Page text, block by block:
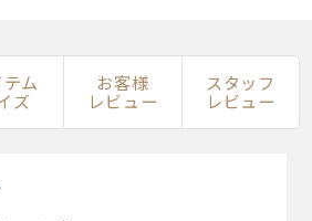
ム
ズ
お客様
レビュー
スタッフ
レビュー